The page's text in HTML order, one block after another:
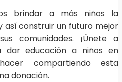
brindar a más niños la
así construir un futuro mejor
comunidades. ¡Únete a
dar educación a niños en
compartiendo esta
donación.